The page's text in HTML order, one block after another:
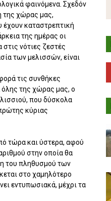
φαινόμενα. Σχεδόν
της χώρας μας,
έχουν καταστρεπτική
της ημέρας οι
νότιες ζεστές
των μελισσών, είναι
τις συνθήκες
όλης της χώρας μας, ο
που δύσκολα
κύριας
τώρα και ύστερα, αφού
στην οποία θα
του πληθυσμού των
στο χαμηλότερο
εντυπωσιακά, μέχρι τα